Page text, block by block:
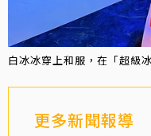
白冰冰穿上和服，在「超級
更多新聞報導